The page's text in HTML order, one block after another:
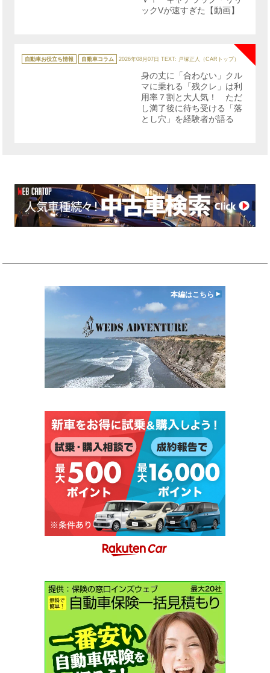
ックVが速すぎた【動画】
テ
ゴ
自動車お役立ち情報 自動車コラム 2026年08月07日 TEXT: 戸塚正人（CARトップ）
身の丈に「合わない」クル
マに乗れる「残クレ」は利
用率７割と大人気！ ただ
し満了後に待ち受ける「落
とし穴」を経験者が語る
本編はこちら